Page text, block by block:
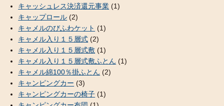
キャッシュレス決済還元事業 (1)
キャップロール (2)
キャメルのびふわケット (1)
キャメル入り１５層式 (2)
キャメル入り１５層式敷 (1)
キャメル入り１５層式敷ふとん (1)
キャメル綿100％掛ふとん (2)
キャンピングカー (3)
キャンピングカーの椅子 (1)